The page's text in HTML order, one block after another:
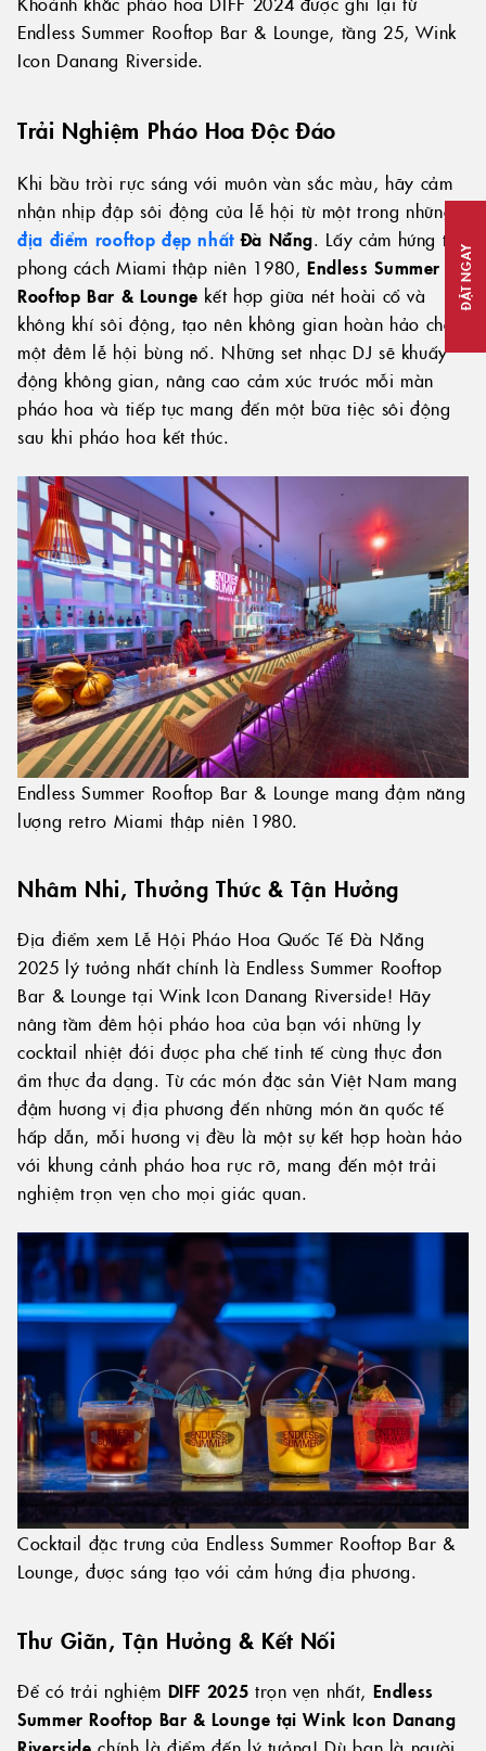
ĐẶT NGAY
Endless Summer Rooftop Bar & Lounge, tầng 25, Wink
Icon Danang Riverside.
Trải Nghiệm Pháo Hoa Độc Đáo
Khi bầu trời rực sáng với muôn vàn sắc màu, hãy cảm
nhận nhịp đập sôi động của lễ hội từ một trong những
địa điểm rooftop đẹp nhấtĐà Nẵng. Lấy cảm hứng từ
phong cách Miami thập niên 1980,Endless Summer
Rooftop Bar & Lounge kết hợp giữa nét hoài cổ và
không khí sôi động, tạo nên không gian hoàn hảo cho
một đêm lễ hội bùng nổ. Những set nhạc DJ sẽ khuấy
động không gian, nâng cao cảm xúc trước mỗi màn
pháo hoa và tiếp tục mang đến một bữa tiệc sôi động
sau khi pháo hoa kết thúc.
Endless Summer Rooftop Bar & Lounge mang đậm năng
lượng retro Miami thập niên 1980.
Nhâm Nhi, Thưởng Thức & Tận Hưởng
Địa điểm xem Lễ Hội Pháo Hoa Quốc Tế Đà Nẵng
2025 lý tưởng nhất chính là Endless Summer Rooftop
Bar & Lounge tại Wink Icon Danang Riverside! Hãy
nâng tầm đêm hội pháo hoa của bạn với những ly
cocktail nhiệt đới được pha chế tinh tế cùng thực đơn
ẩm thực đa dạng. Từ các món đặc sản Việt Nam mang
đậm hương vị địa phương đến những món ăn quốc tế
hấp dẫn, mỗi hương vị đều là một sự kết hợp hoàn hảo
với khung cảnh pháo hoa rực rỡ, mang đến một trải
nghiệm trọn vẹn cho mọi giác quan.
Cocktail đặc trưng của Endless Summer Rooftop Bar &
Lounge, được sáng tạo với cảm hứng địa phương.
Thư Giãn, Tận Hưởng & Kết Nối
Để có trải nghiệm DIFF 2025 trọn vẹn nhất, Endless
Summer Rooftop Bar & Lounge tại Wink Icon Danang